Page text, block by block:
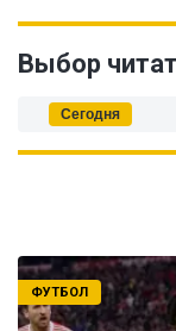
Выбор
Сегодня
ФУТБОЛ